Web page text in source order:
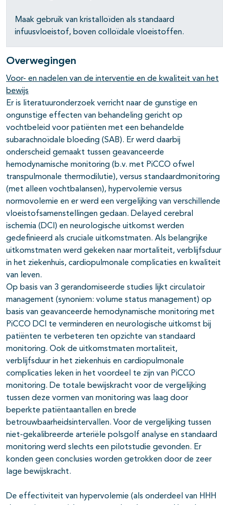
Maak gebruik van kristalloïden als standaard
infuusvloeistof, boven colloïdale vloeistoffen.
Overwegingen
Voor- en nadelen van de interventie en de kwaliteit van het
bewijs
Er is literatuuronderzoek verricht naar de gunstige en
ongunstige effecten van behandeling gericht op
vochtbeleid voor patiënten met een behandelde
subarachnoïdale bloeding (SAB). Er werd daarbij
onderscheid gemaakt tussen geavanceerde
hemodynamische monitoring (b.v. met PiCCO ofwel
transpulmonale thermodilutie), versus standaardmonitoring
(met alleen vochtbalansen), hypervolemie versus
normovolemie en er werd een vergelijking van verschillende
vloeistofsamenstellingen gedaan. Delayed cerebral
ischemia (DCI) en neurologische uitkomst werden
gedefinieerd als cruciale uitkomstmaten. Als belangrijke
uitkomstmaten werd gekeken naar mortaliteit, verblijfsduur
in het ziekenhuis, cardiopulmonale complicaties en kwaliteit
van leven.
Op basis van 3 gerandomiseerde studies lijkt circulatoir
management (synoniem: volume status management) op
basis van geavanceerde hemodynamische monitoring met
PiCCO DCI te verminderen en neurologische uitkomst bij
patiënten te verbeteren ten opzichte van standaard
monitoring. Ook de uitkomstmaten mortaliteit,
verblijfsduur in het ziekenhuis en cardiopulmonale
complicaties leken in het voordeel te zijn van PiCCO
monitoring. De totale bewijskracht voor de vergelijking
tussen deze vormen van monitoring was laag door
beperkte patiëntaantallen en brede
betrouwbaarheidsintervallen. Voor de vergelijking tussen
niet-gekalibreerde arteriële polsgolf analyse en standaard
monitoring werd slechts een pilotstudie gevonden. Er
konden geen conclusies worden getrokken door de zeer
lage bewijskracht.
De effectiviteit van hypervolemie (als onderdeel van HHH